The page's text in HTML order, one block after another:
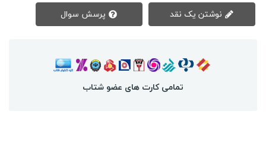
تمامی کارت های عضو شتاب